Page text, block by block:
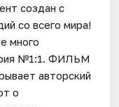
создан с
со всего мира!
много
№1:1. ФИЛЬМ
авторский
о